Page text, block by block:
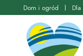
Dom i ogród